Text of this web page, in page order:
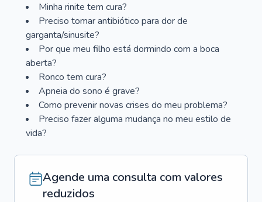
Minha rinite tem cura?
Preciso tomar antibiótico para dor de
garganta/sinusite?
Por que meu filho está dormindo com a boca
aberta?
Ronco tem cura?
Apneia do sono é grave?
Como prevenir novas crises do meu problema?
Preciso fazer alguma mudança no meu estilo de
vida?
Agende uma consulta com valores
reduzidos